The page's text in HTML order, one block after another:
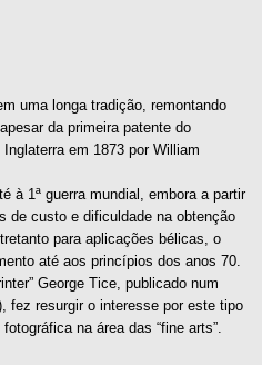
uma longa tradição, remontando
da primeira patente do
em 1873 por William
à 1ª guerra mundial, embora a partir
de custo e dificuldade na obtenção
para aplicações bélicas, o
até aos princípios dos anos 70.
George Tice, publicado num
fez resurgir o interesse por este tipo
na área das “fine arts”.